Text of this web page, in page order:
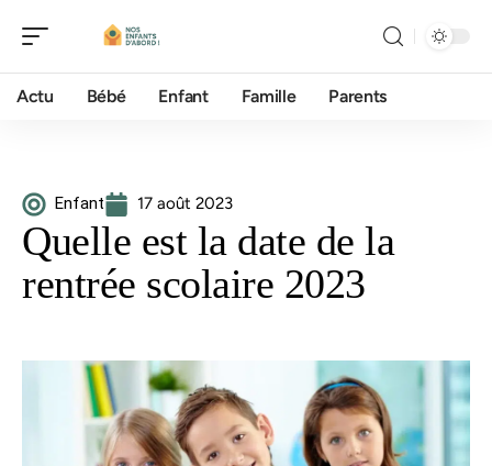
Actu Bébé Enfant Famille Parents
Enfant 17 août 2023
Quelle est la date de la
rentrée scolaire 2023